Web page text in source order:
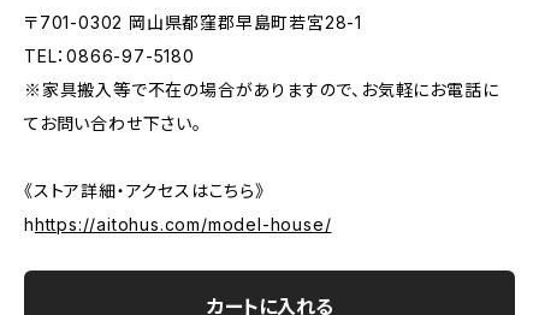
〒701-0302 岡山県都窪郡早島町若宮28-1
TEL：0866-97-5180
※家具搬入等で不在の場合がありますので、お気軽にお電話に
てお問い合わせ下さい。
《ストア詳細・アクセスはこちら》
hhttps://aitohus.com/model-house/
カートに入れる